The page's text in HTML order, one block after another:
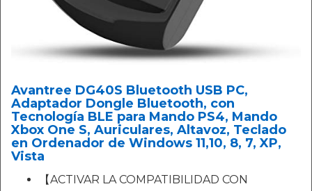
Avantree DG40S Bluetooth USB PC,
Adaptador Dongle Bluetooth, con
Tecnología BLE para Mando PS4, Mando
Xbox One S, Auriculares, Altavoz, Teclado
en Ordenador de Windows 11,10, 8, 7, XP,
Vista
【ACTIVAR LA COMPATIBILIDAD CON